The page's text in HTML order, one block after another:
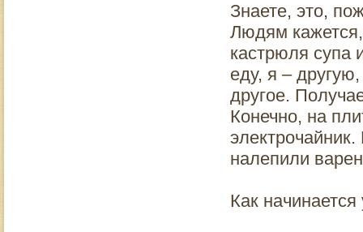
Знаете, это,
Людям кажется,
кастрюля
еду, я –
другое.
Конечно, на
налепили
Как начинается